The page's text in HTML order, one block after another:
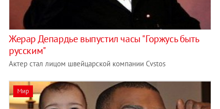
Жерар Депардье выпустил часы "Горжусь быть
русским"
Актер стал лицом швейцарской компании Cvstos
Мир